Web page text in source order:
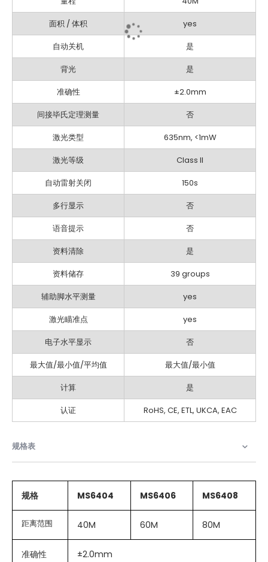
面积 / 体积
yes
自动关机
是
背光
是
准确性
±2.0mm
间接毕氏定理测量
否
激光类型
635nm, <1mW
激光等级
Class II
自动雷射关闭
150s
多行显示
否
语音提示
否
资料清除
是
资料储存
39 groups
辅助脚水平测量
yes
激光瞄准点
yes
电子水平显示
否
最大值/最小值/平均值
最大值/最小值
计算
是
认证
RoHS, CE, ETL, UKCA, EAC
规格表​
规格 MS6404 MS6406 MS6408
距离范围 40M 60M 80M
准确性 ±2.0mm